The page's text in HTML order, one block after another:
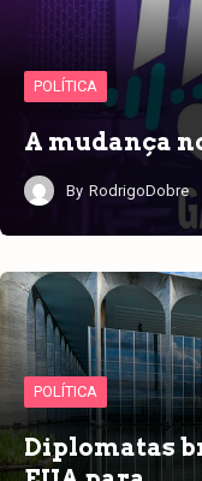
POLÍTICA
A mudança
By RodrigoDobre
POLÍTICA
Diplomatas